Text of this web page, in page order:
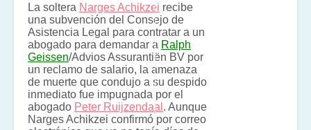
La soltera Narges Achikzei recibe
una subvención del Consejo de
Asistencia Legal para contratar a un
abogado para demandar a Ralph
Geissen/Advios Assurantiën BV por
un reclamo de salario, la amenaza
de muerte que condujo a su despido
inmediato fue impugnada por el
abogado Peter Ruijzendaal . Aunque
Narges Achikzei confirmó por correo